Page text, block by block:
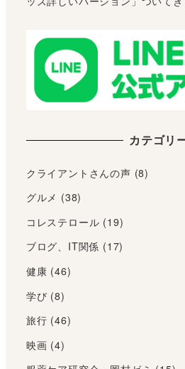
カテゴリ
クライアントさんの声 (8)
グルメ (38)
コレステロール (19)
ブログ、IT関係 (17)
健康 (46)
学び (8)
旅行 (46)
映画 (4)